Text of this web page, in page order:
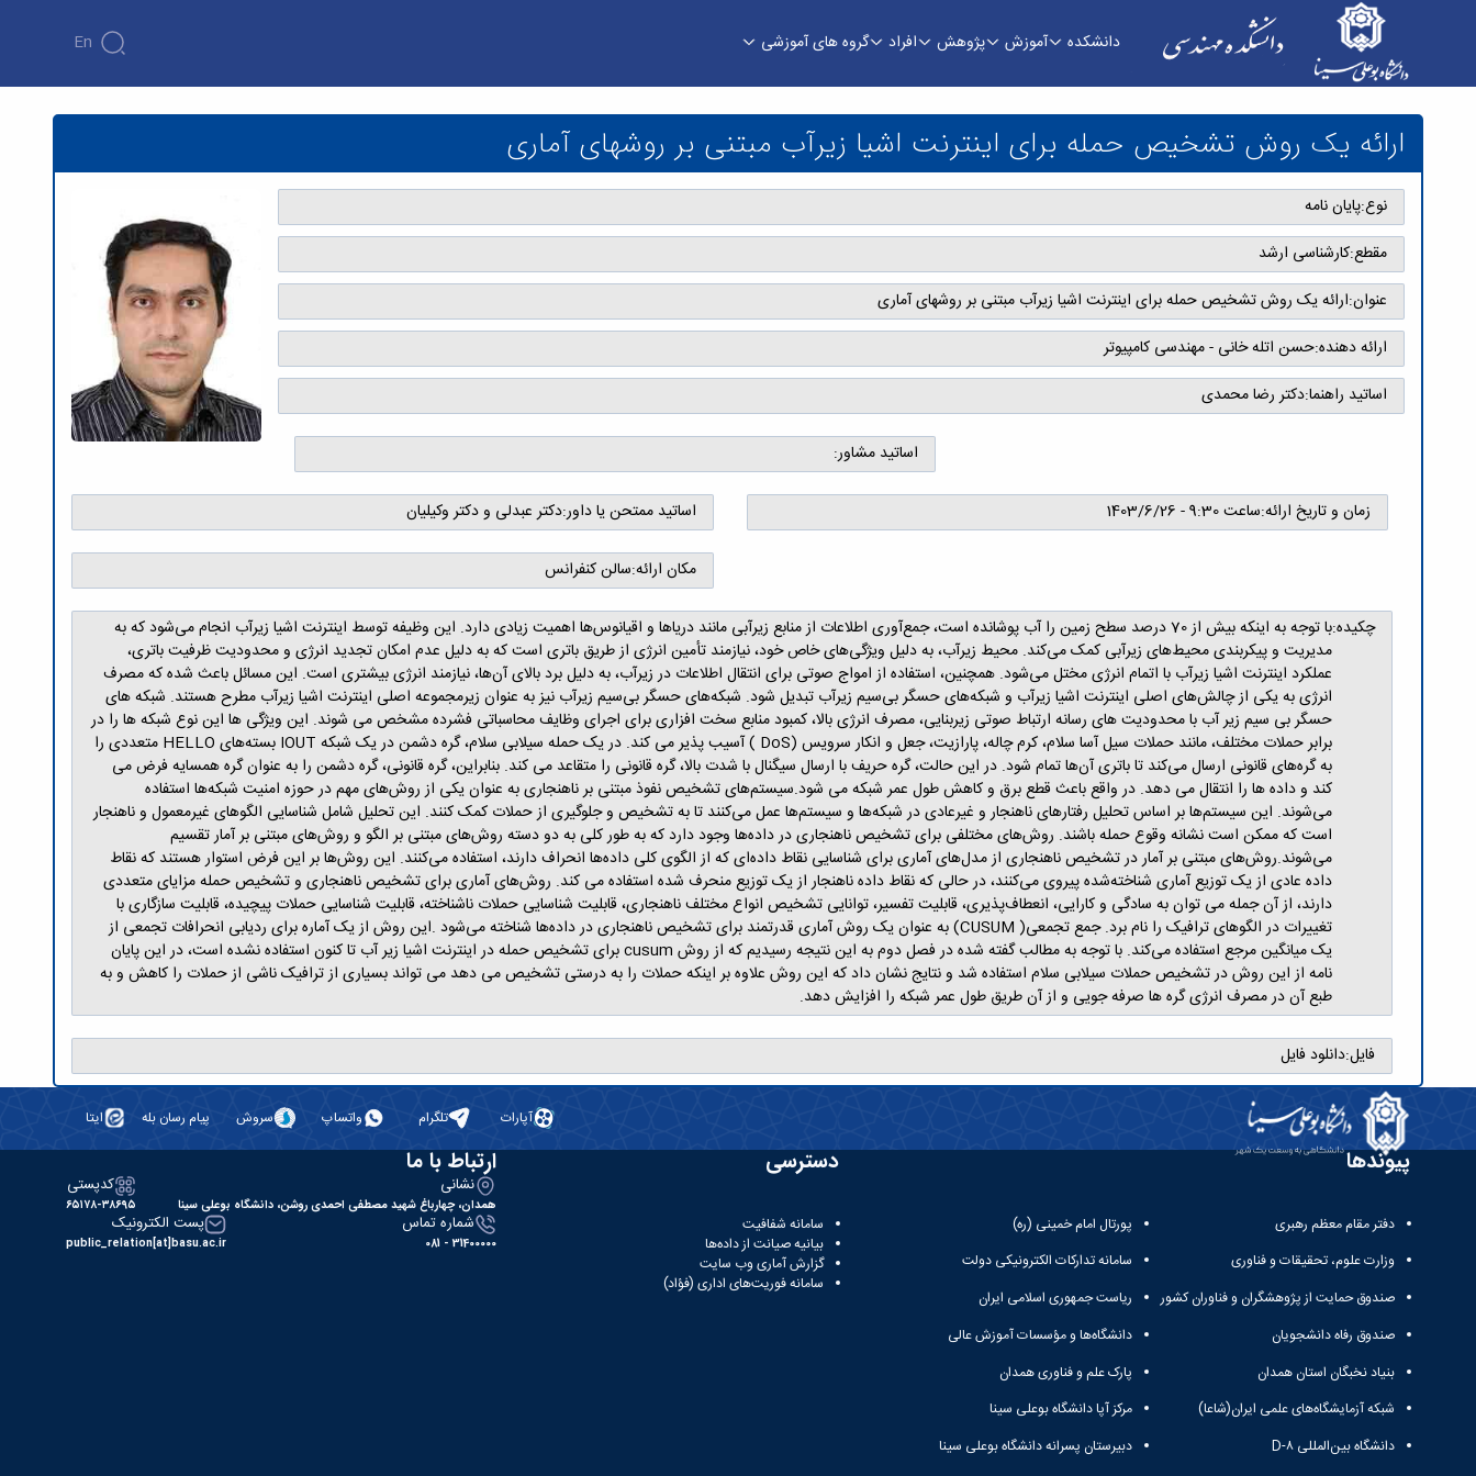
دانشکده آموزش پژوهش افراد گروه های آموزشی En
ارائه یک روش تشخیص حمله برای اینترنت اشیا زیرآب مبتنی بر روشهای آماری
نوع:پایان نامه
مقطع:کارشناسی ارشد
عنوان:ارائه یک روش تشخیص حمله برای اینترنت اشیا زیرآب مبتنی بر روشهای آماری
ارائه دهنده:حسن اتله خانی - مهندسی کامپیوتر
اساتید راهنما:دکتر رضا محمدی
اساتید مشاور:
اساتید ممتحن یا داور:دکتر عبدلی و دکتر وکیلیان زمان و تاریخ ارائه:ساعت 9:30 - 1403/6/26
مکان ارائه:سالن کنفرانس
چکیده:
با توجه به اینکه بیش از 70 درصد سطح زمین را آب پوشانده است، جمع‌آوری اطلاعات از منابع زیرآبی مانند دریاها و اقیانوس‌ها اهمیت زیادی دارد. این وظیفه توسط اینترنت اشیا زیرآب انجام می‌شود که به
مدیریت و پیکربندی محیط‌های زیرآبی کمک می‌کند. محیط زیرآب، به دلیل ویژگی‌های خاص خود، نیازمند تأمین انرژی از طریق باتری است که به دلیل عدم امکان تجدید انرژی و محدودیت ظرفیت باتری،
عملکرد اینترنت اشیا زیرآب با اتمام انرژی مختل می‌شود. همچنین، استفاده از امواج صوتی برای انتقال اطلاعات در زیرآب، به دلیل برد بالای آن‌ها، نیازمند انرژی بیشتری است. این مسائل باعث شده که مصرف
انرژی به یکی از چالش‌های اصلی اینترنت اشیا زیرآب و شبکه‌های حسگر بی‌سیم زیرآب تبدیل شود. شبکه‌های حسگر بی‌سیم زیرآب نیز به عنوان زیرمجموعه اصلی اینترنت اشیا زیرآب مطرح هستند. شبکه های
حسگر بی سیم زیر آب با محدودیت های رسانه ارتباط صوتی زیربنایی، مصرف انرژی بالا، کمبود منابع سخت افزاری برای اجرای وظایف محاسباتی فشرده مشخص می شوند. این ویژگی ها این نوع شبکه ها را در
برابر حملات مختلف، مانند حملات سیل آسا سلام، کرم چاله، پارازیت، جعل و انکار سرویس (DoS ) آسیب پذیر می کند. در یک حمله سیلابی سلام، گره دشمن در یک شبکه IOUT بسته‌های HELLO متعددی را
به گره‌های قانونی ارسال می‌کند تا باتری آن‌ها تمام شود. در این حالت، گره حریف با ارسال سیگنال با شدت بالا، گره قانونی را متقاعد می کند. بنابراین، گره قانونی، گره دشمن را به عنوان گره همسایه فرض می
کند و داده ها را انتقال می دهد. در واقع باعث قطع برق و کاهش طول عمر شبکه می شود.سیستم‌های تشخیص نفوذ مبتنی بر ناهنجاری به عنوان یکی از روش‌های مهم در حوزه امنیت شبکه‌ها استفاده
می‌شوند. این سیستم‌ها بر اساس تحلیل رفتارهای ناهنجار و غیرعادی در شبکه‌ها و سیستم‌ها عمل می‌کنند تا به تشخیص و جلوگیری از حملات کمک کنند. این تحلیل شامل شناسایی الگوهای غیرمعمول و ناهنجار
است که ممکن است نشانه وقوع حمله باشند. روش‌های مختلفی برای تشخیص ناهنجاری در داده‌ها وجود دارد که به طور کلی به دو دسته روش‌های مبتنی بر الگو و روش‌های مبتنی بر آمار تقسیم
می‌شوند.روش‌های مبتنی بر آمار در تشخیص ناهنجاری از مدل‌های آماری برای شناسایی نقاط داده‌ای که از الگوی کلی داده‌ها انحراف دارند، استفاده می‌کنند. این روش‌ها بر این فرض استوار هستند که نقاط
داده عادی از یک توزیع آماری شناخته‌شده پیروی می‌کنند، در حالی که نقاط داده ناهنجار از یک توزیع منحرف شده استفاده می کند. روش‌های آماری برای تشخیص ناهنجاری و تشخیص حمله مزایای متعددی
دارند، از آن جمله می توان به سادگی و کارایی، انعطاف‌پذیری، قابلیت تفسیر، توانایی تشخیص انواع مختلف ناهنجاری، قابلیت شناسایی حملات ناشناخته، قابلیت شناسایی حملات پیچیده، قابلیت سازگاری با
تغییرات در الگوهای ترافیک را نام برد. جمع تجمعی( CUSUM) به عنوان یک روش آماری قدرتمند برای تشخیص ناهنجاری در داده‌ها شناخته می‌شود .این روش از یک آماره برای ردیابی انحرافات تجمعی از
یک میانگین مرجع استفاده می‌کند. با توجه به مطالب گفته شده در فصل دوم به این نتیجه رسیدیم که از روش cusum برای تشخیص حمله در اینترنت اشیا زیر آب تا کنون استفاده نشده است، در این پایان
نامه از این روش در تشخیص حملات سیلابی سلام استفاده شد و نتایج نشان داد که این روش علاوه بر اینکه حملات را به درستی تشخیص می دهد می تواند بسیاری از ترافیک ناشی از حملات را کاهش و به
طبع آن در مصرف انرژی گره ها صرفه جویی و از آن طریق طول عمر شبکه را افزایش دهد.
فایل:دانلود فایل
آپارات تلگرام واتساپ سروش پیام رسان بله ایتا
پیوندها
دفتر مقام معظم رهبری
وزارت علوم، تحقیقات و فناوری
صندوق حمایت از پژوهشگران و فناوران کشور
صندوق رفاه دانشجویان
بنیاد نخبگان استان همدان
شبکه آزمایشگاه‌های علمی ایران(شاعا)
دانشگاه بین‌المللی D-۸
پورتال امام خمینی (ره)
سامانه تدارکات الکترونیکی دولت
ریاست جمهوری اسلامی ایران
دانشگاه‌ها و مؤسسات آموزش عالی
پارک علم و فناوری همدان
مرکز آپا دانشگاه بوعلی سینا
دبیرستان پسرانه دانشگاه بوعلی سینا
دسترسی
سامانه شفافیت
بیانیه صیانت از داده‌ها
گزارش آماری وب‌ سایت
سامانه فوریت‌های اداری (فؤاد)
ارتباط با ما
نشانی
همدان، چهارباغ شهید مصطفی احمدی روشن، دانشگاه بوعلی سینا
کدپستی
۶۵۱۷۸-۳۸۶۹۵
شماره تماس
31400000 - 081
پست الکترونیک
public_relation[at]basu.ac.ir